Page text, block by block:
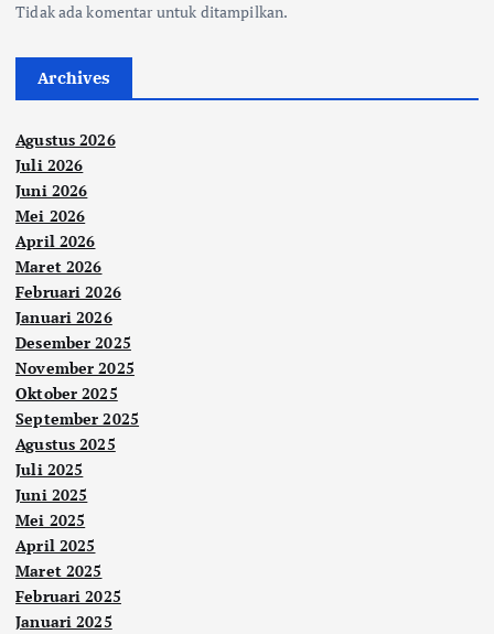
Tidak ada komentar untuk ditampilkan.
Archives
Agustus 2026
Juli 2026
Juni 2026
Mei 2026
April 2026
Maret 2026
Februari 2026
Januari 2026
Desember 2025
November 2025
Oktober 2025
September 2025
Agustus 2025
Juli 2025
Juni 2025
Mei 2025
April 2025
Maret 2025
Februari 2025
Januari 2025